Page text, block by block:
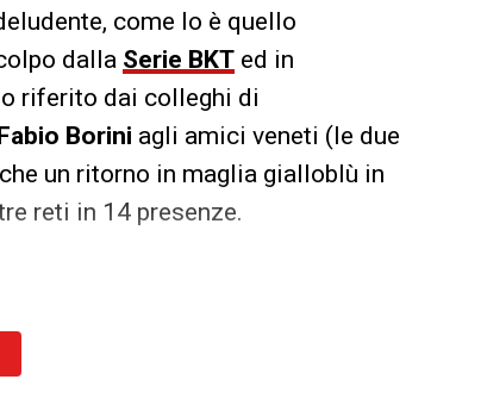
come lo è quello
dalla Serie BKT ed in
riferito dai colleghi di
Borini agli amici veneti (le due
un ritorno in maglia gialloblù in
reti in 14 presenze.